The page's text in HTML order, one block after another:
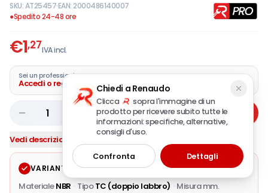
SKU:AT25457·EAN:2000486140007
●Spedito 24-48 ore
€1,27IVA incl.
Sei un professionista?
Accedi o registra la tua azienda
1 Aggiungi
Vedi descrizione completa
VARIANTE SELEZIONATA Modifica
MaterialeNBR · Tipo TC (doppio labbro) · Misura mm.
Chiedi a Renaudo
Clicca
sopra l'immagine di un
prodotto per ricevere subito tutte le
informazioni: specifiche, alternative,
consigli d'uso.
Confronta Dettagli